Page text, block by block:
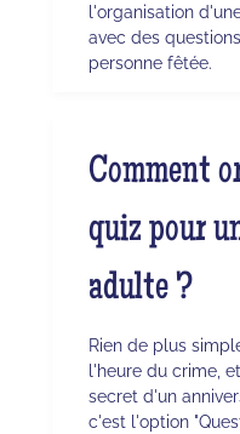
l'organisation
avec des
personne fêtée.
Comment
quiz pour
adulte ?
Rien de plus
l'heure du crime,
secret d'un
c'est l'option